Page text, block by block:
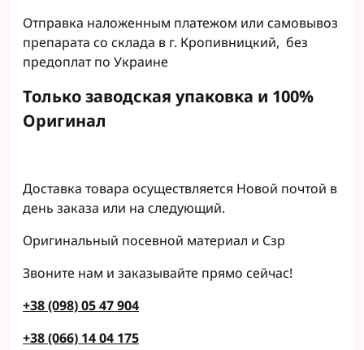
Отправка наложенным платежом или самовывоз
препарата со склада в г. Кропивницкий, без
предоплат по Украине
Только заводская упаковка и 100%
Оригинал
Доставка товара осуществляется Новой почтой в
день заказа или на следующий.
Оригинальный посевной материал и Сзр
Звоните нам и заказывайте прямо сейчас!
+38 (098) 05 47 904
+38 (066) 14 04 175